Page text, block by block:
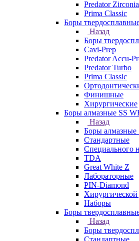
Predator Zirconia
Prima Classic
Боры
Назад
Боры
Cavi-Prep
Predator Accu-
Predator Turbo
Prima Classic
Финишные
Хирургические
Боры алмазные SS
Назад
Боры алмазные
Стандартные
Специального
TDA
Great White Z
Лабораторные
PIN-Diamond
Наборы
Боры
Назад
Боры
Стандартные